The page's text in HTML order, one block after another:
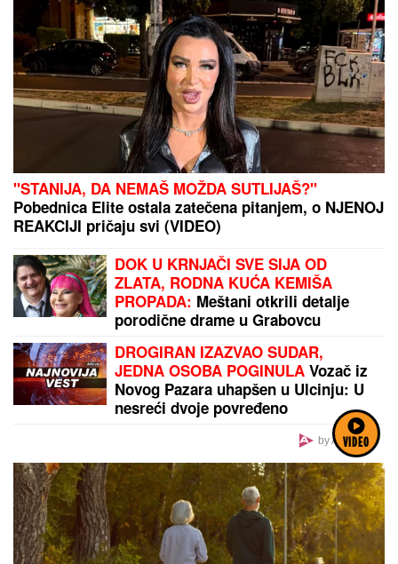
VIDEO
"STANIJA, DA NEMAŠ MOŽDA SUTLIJAŠ?"
Pobednica Elite ostala zatečena pitanjem, o NJENOJ
REAKCIJI pričaju svi (VIDEO)
DOK U KRNJAČI SVE SIJA OD
ZLATA, RODNA KUĆA KEMIŠA
PROPADA: Meštani otkrili detalje
porodične drame u Grabovcu
DROGIRAN IZAZVAO SUDAR,
JEDNA OSOBA POGINULA Vozač iz
Novog Pazara uhapšen u Ulcinju: U
nesreći dvoje povređeno
by Aklamator